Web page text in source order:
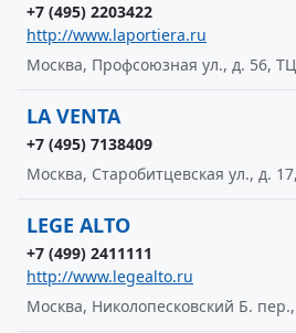
+7 (495) 2203422
http://www.laportiera.ru
Москва, Профсоюзная ул., д. 56,
LA VENTA
+7 (495) 7138409
Москва, Старобитцевская ул., д.
LEGE ALTO
+7 (499) 2411111
http://www.legealto.ru
Москва, Николопесковский Б. пер.,